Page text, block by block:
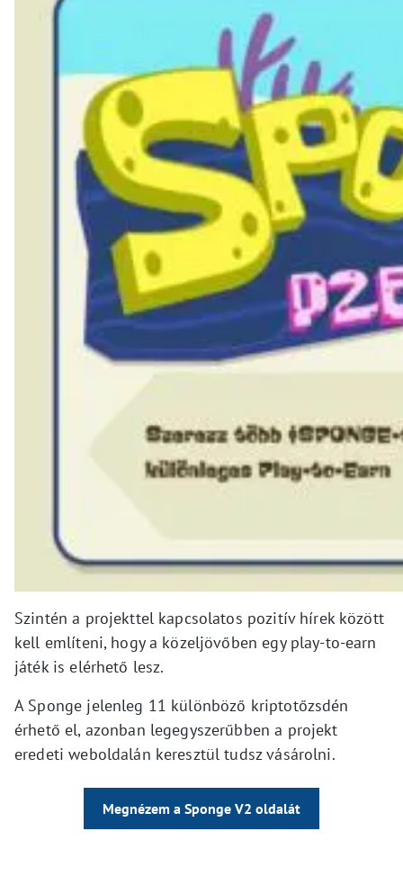
Szintén a projekttel kapcsolatos pozitív hírek között
kell említeni, hogy a közeljövőben egy play-to-earn
játék is elérhető lesz.
A Sponge jelenleg 11 különböző kriptotőzsdén
érhető el, azonban legegyszerűbben a projekt
eredeti weboldalán keresztül tudsz vásárolni.
Megnézem a Sponge V2 oldalát